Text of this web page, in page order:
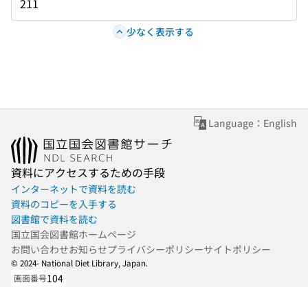
211
少なく表示する
Language：English
資料にアクセスするための手段
インターネットで資料を読む
資料のコピーを入手する
図書館で資料を読む
国立国会図書館ホームページ
お問い合わせお知らせプライバシーポリシーサイトポリシー
© 2024- National Diet Library, Japan.
画面番号104